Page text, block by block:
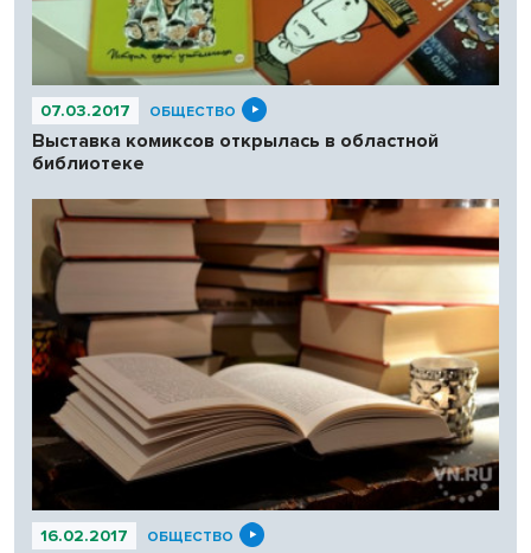
07.03.2017 ОБЩЕСТВО
Выставка комиксов открылась в областной
библиотеке
16.02.2017 ОБЩЕСТВО